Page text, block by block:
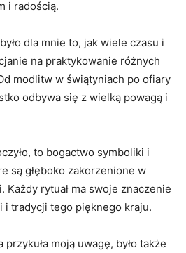
‍i radością.
dla mnie ⁤to, ⁤jak wiele czasu i
na⁢ praktykowanie różnych
modlitw w świątyniach po ofiary
odbywa ⁤się z wielką powagą‌ i
‍to bogactwo symboliki i
są głęboko zakorzenione‍ w
rytuał ma swoje ‌znaczenie
tradycji tego pięknego kraju.
przykuła moją uwagę, było‍ także⁤